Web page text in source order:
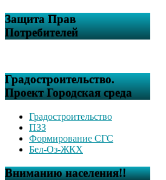
Защита Прав
Потребителей
Градостроительство.
Проект Городская среда
Градостроительство
ПЗЗ
Формирование СГС
Бел-Оз-ЖКХ
Вниманию населения!!